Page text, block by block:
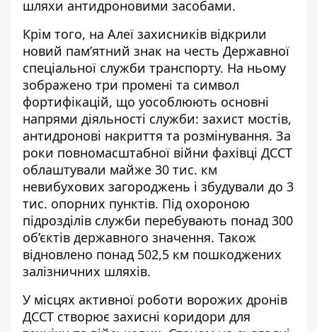
шляхи антидроновими засобами.
Крім того, на Алеї захисників відкрили
новий пам’ятний знак на честь Державної
спеціальної служби транспорту. На ньому
зображено три промені та символ
фортифікацій, що уособлюють основні
напрями діяльності служби: захист мостів,
антидронові накриття та розмінування. За
роки повномасштабної війни фахівці ДССТ
облаштували майже 30 тис. км
невибухових загороджень і збудували до 3
тис. опорних пунктів. Під охороною
підрозділів служби перебувають понад 300
об’єктів державного значення. Також
відновлено понад 502,5 км пошкоджених
залізничних шляхів.
У місцях активної роботи ворожих дронів
ДССТ створює захисні коридори для